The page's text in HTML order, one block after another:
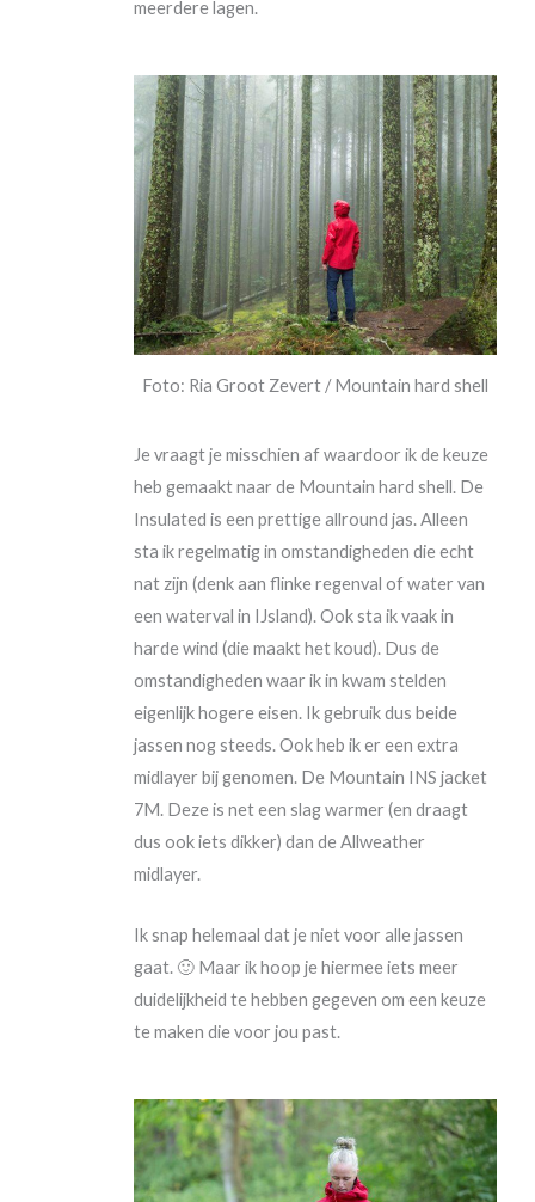
meerdere lagen.
Foto: Ria Groot Zevert / Mountain hard shell
Je vraagt je misschien af waardoor ik de keuze
heb gemaakt naar de Mountain hard shell. De
Insulated is een prettige allround jas. Alleen
sta ik regelmatig in omstandigheden die echt
nat zijn (denk aan flinke regenval of water van
een waterval in IJsland). Ook sta ik vaak in
harde wind (die maakt het koud). Dus de
omstandigheden waar ik in kwam stelden
eigenlijk hogere eisen. Ik gebruik dus beide
jassen nog steeds. Ook heb ik er een extra
midlayer bij genomen. De Mountain INS jacket
7M. Deze is net een slag warmer (en draagt
dus ook iets dikker) dan de Allweather
midlayer.
Ik snap helemaal dat je niet voor alle jassen
gaat. 🙂 Maar ik hoop je hiermee iets meer
duidelijkheid te hebben gegeven om een keuze
te maken die voor jou past.